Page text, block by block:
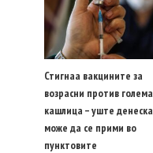
Стигнаа вакцините за
возрасни против голема
кашлица – уште денеска
може да се прими во
пунктовите